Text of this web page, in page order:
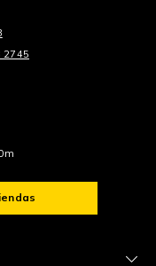
2745
+